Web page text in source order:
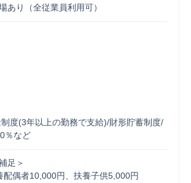
あり（全従業員利用可）
度(3年以上の勤務で支給)/財形貯蓄制度/
％など
足＞
配偶者10,000円、扶養子供5,000円